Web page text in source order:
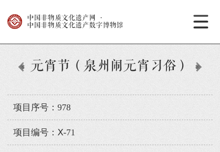
中国非物质文化遗产网
·
中国非物质文化遗产数字博物馆
元宵节（泉州闹元宵习俗）
项目序号：978
项目编号：Ⅹ-71